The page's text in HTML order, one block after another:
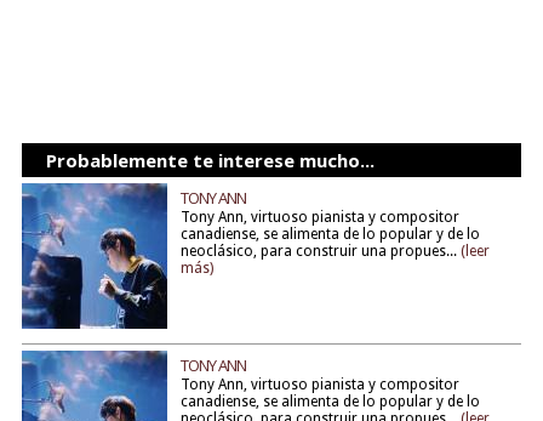
Probablemente te interese mucho...
TONY ANN
Tony Ann, virtuoso pianista y compositor
canadiense, se alimenta de lo popular y de lo
neoclásico, para construir una propues... (leer
más)
TONY ANN
Tony Ann, virtuoso pianista y compositor
canadiense, se alimenta de lo popular y de lo